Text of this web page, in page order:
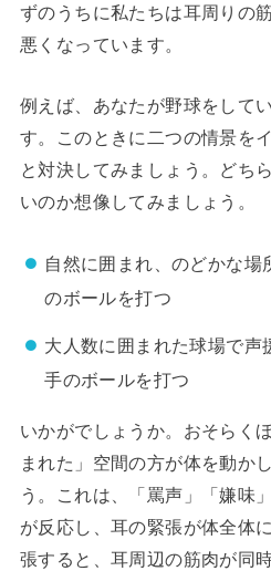
ずのうちに私たちは耳周りの
悪くなっています。
例えば、あなたが野球をして
す。このときに二つの情景を
と対決してみましょう。どち
いのか想像してみましょう。
自然に囲まれ、のどかな場
のボールを打つ
大人数に囲まれた球場で声
手のボールを打つ
いかがでしょうか。おそらく
まれた」空間の方が体を動か
う。これは、「罵声」「嫌味
が反応し、耳の緊張が体全体
張すると、耳周辺の筋肉が同